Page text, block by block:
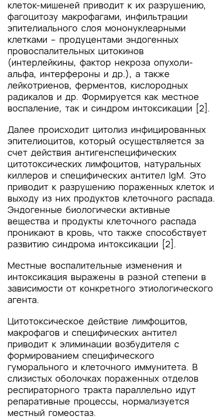
клеток-мишеней приводит к их разрушению,
фагоцитозу макрофагами, инфильтрации
эпителиального слоя мононуклеарными
клетками – продуцентами эндогенных
провоспалительных цитокинов
(интерлейкины, фактор некроза опухоли-
альфа, интерфероны и др.), а также
лейкотриенов, ферментов, кислородных
радикалов и др. Формируется как местное
воспаление, так и синдром интоксикации [2].
Далее происходит цитолиз инфицированных
эпителиоцитов, который осуществляется за
счет действия антигенспецифических
цитотоксических лимфоцитов, натуральных
киллеров и специфических антител IgM. Это
приводит к разрушению пораженных клеток и
выходу из них продуктов клеточного распада.
Эндогенные биологически активные
вещества и продукты клеточного распада
проникают в кровь, что также способствует
развитию синдрома интоксикации [2].
Местные воспалительные изменения и
интоксикация выражены в разной степени в
зависимости от конкретного этиологического
агента.
Цитотоксическое действие лимфоцитов,
макрофагов и специфических антител
приводит к элиминации возбудителя с
формированием специфического
гуморального и клеточного иммунитета. В
слизистых оболочках пораженных отделов
респираторного тракта параллельно идут
репаративные процессы, нормализуется
местный гомеостаз.